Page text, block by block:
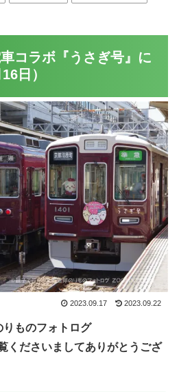
コラボ『うさぎ号』に
日）
2023.09.17 2023.09.22
ものフォトログ
くださいましてありがとうござ